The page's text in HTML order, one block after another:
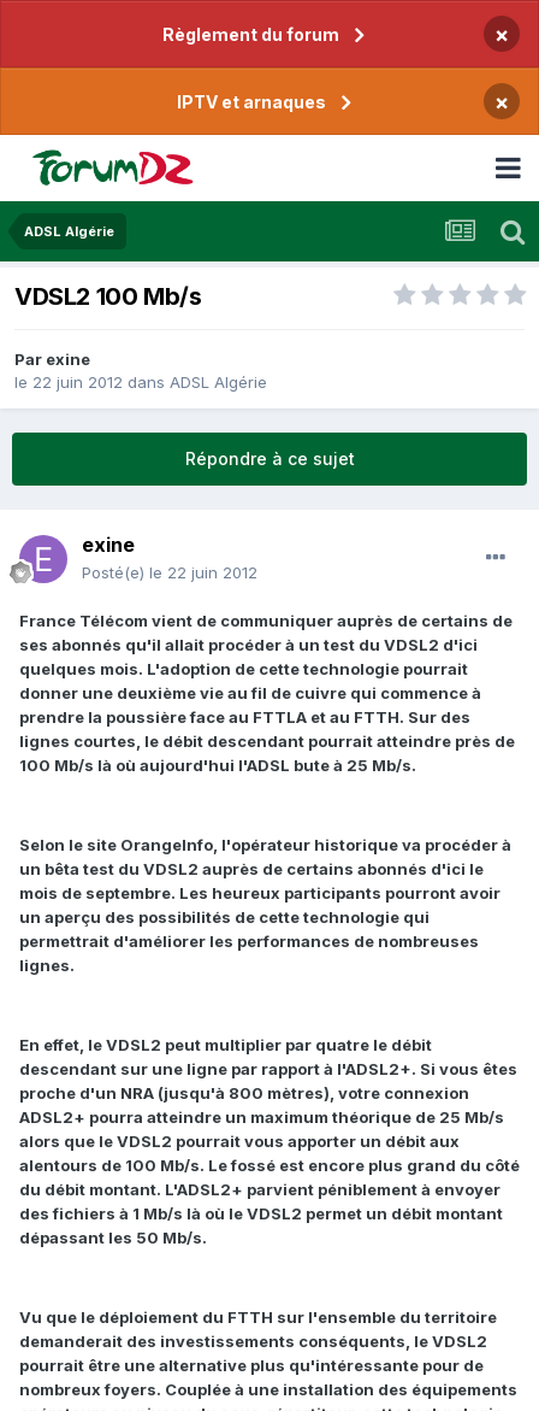
Règlement du forum ×
IPTV et arnaques ×
ADSL Algérie
VDSL2 100 Mb/s
Par exine
le 22 juin 2012 dans ADSL Algérie
Répondre à ce sujet
exine
Posté(e) le 22 juin 2012
France Télécom vient de communiquer auprès de certains de
ses abonnés qu'il allait procéder à un test du VDSL2 d'ici
quelques mois. L'adoption de cette technologie pourrait
donner une deuxième vie au fil de cuivre qui commence à
prendre la poussière face au FTTLA et au FTTH. Sur des
lignes courtes, le débit descendant pourrait atteindre près de
100 Mb/s là où aujourd'hui l'ADSL bute à 25 Mb/s.
Selon le site OrangeInfo, l'opérateur historique va procéder à
un bêta test du VDSL2 auprès de certains abonnés d'ici le
mois de septembre. Les heureux participants pourront avoir
un aperçu des possibilités de cette technologie qui
permettrait d'améliorer les performances de nombreuses
lignes.
En effet, le VDSL2 peut multiplier par quatre le débit
descendant sur une ligne par rapport à l'ADSL2+. Si vous êtes
proche d'un NRA (jusqu'à 800 mètres), votre connexion
ADSL2+ pourra atteindre un maximum théorique de 25 Mb/s
alors que le VDSL2 pourrait vous apporter un débit aux
alentours de 100 Mb/s. Le fossé est encore plus grand du côté
du débit montant. L'ADSL2+ parvient péniblement à envoyer
des fichiers à 1 Mb/s là où le VDSL2 permet un débit montant
dépassant les 50 Mb/s.
Vu que le déploiement du FTTH sur l'ensemble du territoire
demanderait des investissements conséquents, le VDSL2
pourrait être une alternative plus qu'intéressante pour de
nombreux foyers. Couplée à une installation des équipements